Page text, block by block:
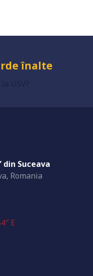
ridicat
Suceava
Romania
E